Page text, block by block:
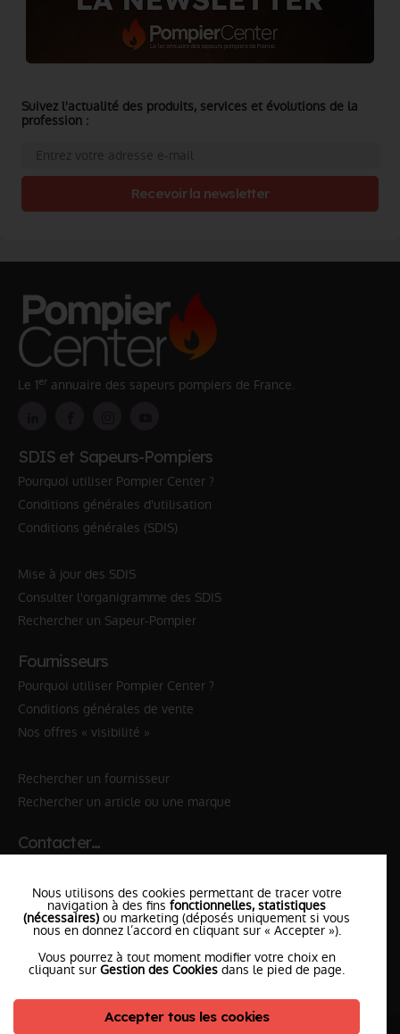
Suivez l'actualité des produits, services et évolutions de la
profession :
Recevoir la newsletter
Le 1er annuaire des sapeurs pompiers de France.
SDIS et Sapeurs-Pompiers
Pourquoi utiliser Pompier Center ?
Conditions générales d'utilisation
Conditions générales (SDIS)
Mise à jour des SDIS
Consulter l'organigramme des SDIS
Rechercher un Sapeur-Pompier
Fournisseurs
Pourquoi utiliser Pompier Center ?
Conditions générales de vente
Nos offres « visibilité »
Rechercher un fournisseur
Rechercher un article ou une marque
Contacter…
✆ 18№National Sapeurs-Pompiers
le SDISle plus proche
l'équipePompierCenter
Nous utilisons des cookies permettant de tracer votre
navigation à des fins fonctionnelles, statistiques
(nécessaires) ou marketing (déposés uniquement si vous
nous en donnez l’accord en cliquant sur « Accepter »).
Vous pourrez à tout moment modifier votre choix en
cliquant sur Gestion des Cookies dans le pied de page.
Accepter tous les cookies